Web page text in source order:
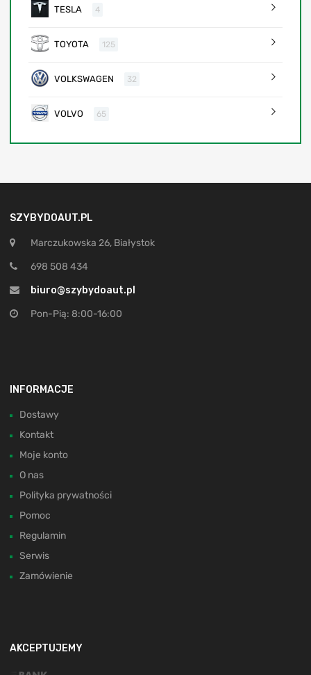
TESLA 4
TOYOTA 125
VOLKSWAGEN 32
VOLVO 65
SZYBYDOAUT.PL
Marczukowska 26, Białystok
698 508 434
biuro@szybydoaut.pl
Pon-Pią: 8:00-16:00
INFORMACJE
Dostawy
Kontakt
Moje konto
O nas
Polityka prywatności
Pomoc
Regulamin
Serwis
Zamówienie
AKCEPTUJEMY